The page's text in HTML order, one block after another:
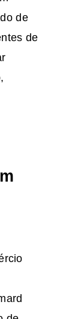
de
de